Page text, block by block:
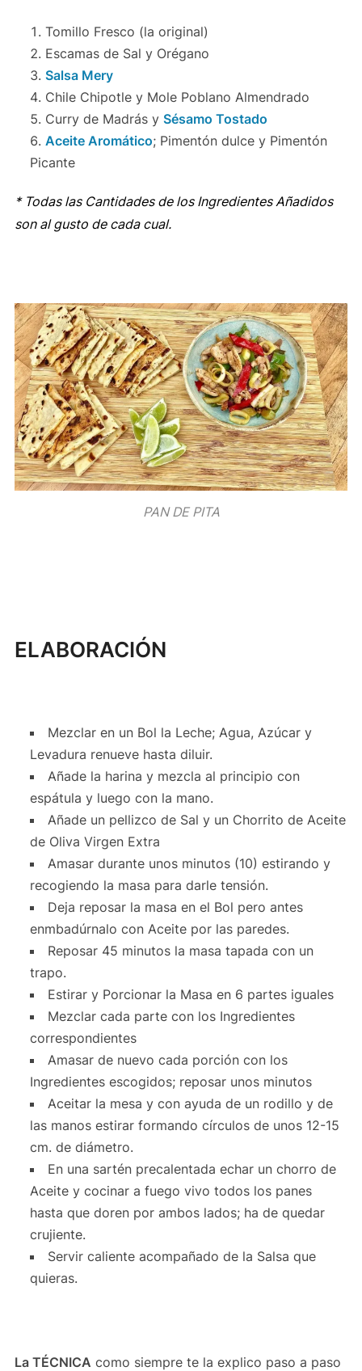
Tomillo Fresco (la original)
Escamas de Sal y Orégano
Salsa Mery
Chile Chipotle y Mole Poblano Almendrado
Curry de Madrás ySésamo Tostado
Aceite Aromático; Pimentón dulce y Pimentón
Picante
* Todas las Cantidades de los Ingredientes Añadidos
son al gusto de cada cual.
PAN DE PITA
ELABORACIÓN
Mezclar en un Bol la Leche; Agua, Azúcar y
Levadura renueve hasta diluir.
Añade la harina y mezcla al principio con
espátula y luego con la mano.
Añade un pellizco de Sal y un Chorrito de Aceite
de Oliva Virgen Extra
Amasar durante unos minutos (10) estirando y
recogiendo la masa para darle tensión.
Deja reposar la masa en el Bol pero antes
enmbadúrnalo con Aceite por las paredes.
Reposar 45 minutos la masa tapada con un
trapo.
Estirar y Porcionar la Masa en 6 partes iguales
Mezclar cada parte con los Ingredientes
correspondientes
Amasar de nuevo cada porción con los
Ingredientes escogidos; reposar unos minutos
Aceitar la mesa y con ayuda de un rodillo y de
las manos estirar formando círculos de unos 12-15
cm. de diámetro.
En una sartén precalentada echar un chorro de
Aceite y cocinar a fuego vivo todos los panes
hasta que doren por ambos lados; ha de quedar
crujiente.
Servir caliente acompañado de la Salsa que
quieras.
La TÉCNICA como siempre te la explico paso a paso